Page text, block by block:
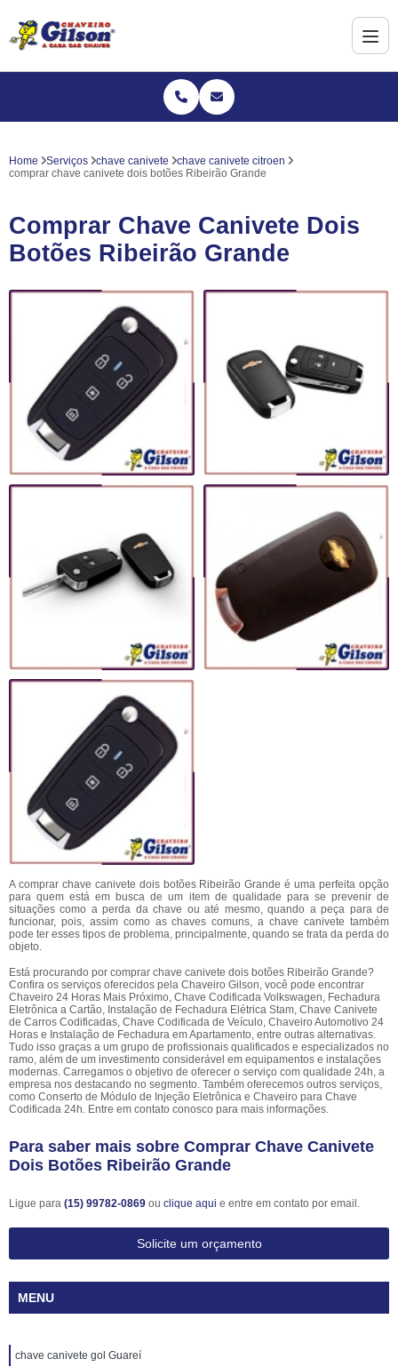
Home Serviços chave canivete
chave canivete citroen
comprar chave canivete dois botões Ribeirão Grande
Comprar Chave Canivete Dois
Botões Ribeirão Grande
A comprar chave canivete dois botões Ribeirão Grande é uma perfeita opção
para quem está em busca de um item de qualidade para se prevenir de
situações como a perda da chave ou até mesmo, quando a peça para de
funcionar, pois, assim como as chaves comuns, a chave canivete também
pode ter esses tipos de problema, principalmente, quando se trata da perda do
objeto.
Está procurando por comprar chave canivete dois botões Ribeirão Grande?
Confira os serviços oferecidos pela Chaveiro Gilson, você pode encontrar
Chaveiro 24 Horas Mais Próximo, Chave Codificada Volkswagen, Fechadura
Eletrônica a Cartão, Instalação de Fechadura Elétrica Stam, Chave Canivete
de Carros Codificadas, Chave Codificada de Veículo, Chaveiro Automotivo 24
Horas e Instalação de Fechadura em Apartamento, entre outras alternativas.
Tudo isso graças a um grupo de profissionais qualificados e especializados no
ramo, além de um investimento considerável em equipamentos e instalações
modernas. Carregamos o objetivo de oferecer o serviço com qualidade 24h, a
empresa nos destacando no segmento. Também oferecemos outros serviços,
como Conserto de Módulo de Injeção Eletrônica e Chaveiro para Chave
Codificada 24h. Entre em contato conosco para mais informações.
Para saber mais sobre Comprar Chave Canivete
Dois Botões Ribeirão Grande
Ligue para (15) 99782-0869 ou clique aqui e entre em contato por email.
Solicite um orçamento
MENU
chave canivete gol Guareí